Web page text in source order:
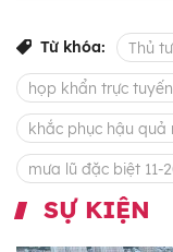
Từ khóa: Thủ
họp khẩn trực
khắc phục hậu quả
mưa lũ đặc biệt 11-
SỰ KIỆN